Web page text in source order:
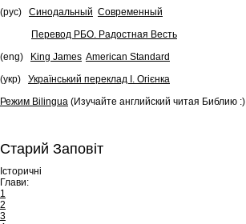
(рус)
Синодальный Современный
Перевод РБО. Радостная Весть
(eng)
King James American Standard
(укр)
Український переклад І. Огієнка
Режим Bilingua (Изучайте английский читая Библию :)
Старий Заповіт
Історичні
Глави:
1
2
3